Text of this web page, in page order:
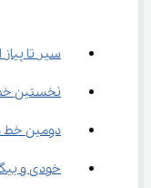
سیر تا
نخستین
دومین خط
خودی و